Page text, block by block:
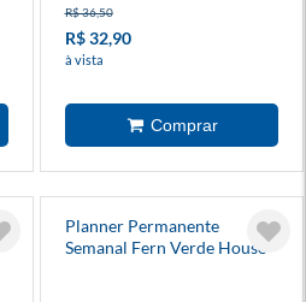
R$ 36,50
R$ 32,90
à vista
Planner Permanente
Semanal Fern Verde House